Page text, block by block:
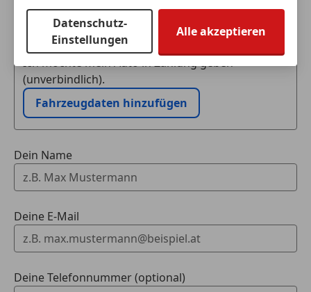
Eintauschwagen: Kaufen und verkaufen in nur einem
Ich möchte mein Auto in Zahlung geben
(unverbindlich).
Fahrzeugdaten hinzufügen
Dein Name
Deine E-Mail
Deine Telefonnummer (optional)
Datenschutz-
Einstellungen
Alle akzeptieren